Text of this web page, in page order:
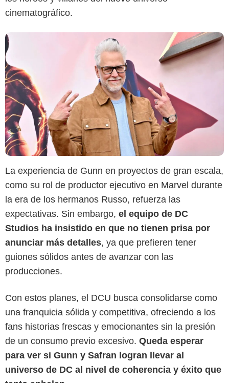
cinematográfico.
La experiencia de Gunn en proyectos de gran escala,
como su rol de productor ejecutivo en Marvel durante
la era de los hermanos Russo, refuerza las
expectativas. Sin embargo, el equipo de DC
Studios ha insistido en que no tienen prisa por
anunciar más detalles, ya que prefieren tener
guiones sólidos antes de avanzar con las
producciones.
Con estos planes, el DCU busca consolidarse como
una franquicia sólida y competitiva, ofreciendo a los
fans historias frescas y emocionantes sin la presión
de un consumo previo excesivo. Queda esperar
para ver si Gunn y Safran logran llevar al
universo de DC al nivel de coherencia y éxito que